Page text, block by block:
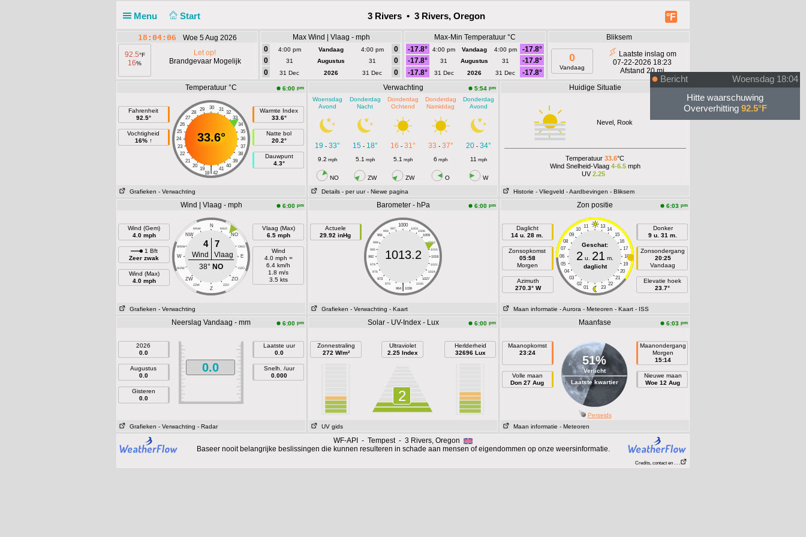
Menu Start °F
3 Rivers • 3 Rivers, Oregon
18:04:06
Woe 5 Aug 2026
92.5°F
16%
Let op!
Brandgevaar Mogelijk
Max Wind | Vlaag - mph
0
4:00 pm Vandaag 4:00 pm
0
0
31 Augustus 31
0
0
31 Dec 2026 31 Dec 0
Max-Min Temperatuur °C
-17.8°
4:00 pm Vandaag 4:00 pm
-17.8°
-17.8°
31 Augustus 31
-17.8°
-17.8°
31 Dec 2026 31 Dec -17.8°
Bliksem
0
Vandaag
Laatste inslag om
07-22-2026 18:23
Afstand 20 mi
Temperatuur °C
6:00 pm
Fahrenheit
92.5°
Vochtigheid
16% ↑
30
29 31
28
32
27
33
26
34
25
35
24
36
23
37
22
38
21
39
20
40
19 41
|
18 42
33.6°
Warmte Index
33.6°
Natte bol
20.2°
Dauwpunt
4.3°
Grafieken - Verwachting
Verwachting 5:54 pm
Woensdag
Avond
Donderdag
Nacht
Donderdag
Ochtend
Donderdag
Namiddag
Donderdag
Avond
19 - 33° 15- 18° 16 - 31° 33 - 37° 20- 34°
9.2 mph 5.1 mph 5.1 mph 6 mph 11 mph
NO ZW ZW O W
Details - per uur - Niewe pagina
Huidige Situatie 5:56pm
Nevel, Rook
Temperatuur 33.6°C
Wind Snelheid-Vlaag 4-6.5mph
UV2.25
Historie - Vliegveld - Aardbevingen - Bliksem
Wind | Vlaag - mph 6:00 pm
Wind (Gem)
4.0 mph
1 Bft
Zeer zwak
Wind (Max)
4.0 mph
N
NNW NNO
NW NO
WNW ONO
W E
WZW OZO
ZW ZO
ZZW ZZO
Z
4 7
Wind
Vlaag
38° NO
Vlaag (Max)
6.5 mph
Wind
4.0 mph =
6.4 km/h
1.8 m/s
3.5 kts
Grafieken - Verwachting
Barometer - hPa 6:00 pm
Actuele
29.92 inHg
1000
997 1003
994
1006
991
1009
988
1012
985
1015
982
1018
979
1021
976
1024
973
1027
970
1030
|
964 1036
1013.2
Grafieken - Verwachting - Kaart
Zon positie 6:03 pm
Daglicht
14 u. 28 m.
Zonsopkomst
05:58
Morgen
Azimuth
270.3° W
11 13
10
14
09
15
08
16
07
17
06
18
05
19
04
20
03
21
02
22
01 23
Geschat:
2 u. 21 m.
daglicht
Donker
9 u. 31 m.
Zonsondergang
20:25
Vandaag
Elevatie hoek
23.7°
Maan informatie - Aurora - Meteoren - Kaart - ISS
Neerslag Vandaag - mm 6:00 pm
2026
0.0
Augustus
0.0
Gisteren
0.0
0.0
Laatste uur
0.0
Snelh. /uur
0.000
Grafieken - Verwachting - Radar
Solar - UV-Index - Lux 6:00 pm
Zonnestraling
272 W/m²
Ultraviolet
2.25 Index
2
Herlderheid
32696 Lux
UV gids
Maanfase 6:03 pm
Maanopkomst
23:24
Volle maan
Don 27 Aug
51%
Verlicht
Laatste kwartier
Maanondergang
Morgen
15:14
Nieuwe maan
Woe 12 Aug
Perseids
Maan informatie - Meteoren
WF-API - Tempest - 3 Rivers, Oregon
Baseer nooit belangrijke beslissingen die kunnen resulteren in schade aan mensen of eigendommen op onze weersinformatie.
Credits, contact en . . .
Bericht
Woensdag 18:04
Hitte waarschuwing
Oververhitting 92.5°F